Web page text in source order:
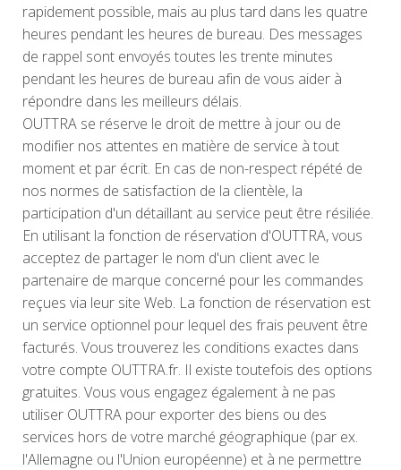
rapidement possible, mais au plus tard dans les quatre
heures pendant les heures de bureau. Des messages
de rappel sont envoyés toutes les trente minutes
pendant les heures de bureau afin de vous aider à
répondre dans les meilleurs délais.
OUTTRA se réserve le droit de mettre à jour ou de
modifier nos attentes en matière de service à tout
moment et par écrit. En cas de non-respect répété de
nos normes de satisfaction de la clientèle, la
participation d'un détaillant au service peut être résiliée.
En utilisant la fonction de réservation d'OUTTRA, vous
acceptez de partager le nom d'un client avec le
partenaire de marque concerné pour les commandes
reçues via leur site Web. La fonction de réservation est
un service optionnel pour lequel des frais peuvent être
facturés. Vous trouverez les conditions exactes dans
votre compte OUTTRA.fr. Il existe toutefois des options
gratuites. Vous vous engagez également à ne pas
utiliser OUTTRA pour exporter des biens ou des
services hors de votre marché géographique (par ex.
l'Allemagne ou l'Union européenne) et à ne permettre